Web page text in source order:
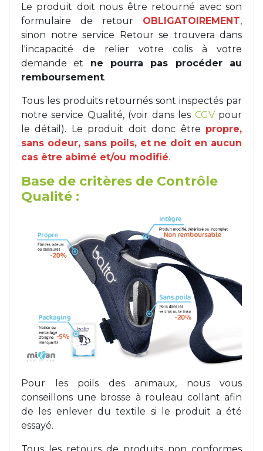
Le produit doit nous être retourné avec son
formulaire de retour OBLIGATOIREMENT,
sinon notre service Retour se trouvera dans
l'incapacité de relier votre colis à votre
demande et ne pourra pas procéder au
remboursement.
Tous les produits retournés sont inspectés par
notre service Qualité, (voir dans les CGVpour
le détail). Le produit doit donc être propre,
sans odeur, sans poils, et ne doit en aucun
cas être abimé et/ou modifié.
Base de critères de Contrôle
Qualité :
Pour les poils des animaux, nous vous
conseillons une brosse à rouleau collant afin
de les enlever du textile si le produit a été
essayé.